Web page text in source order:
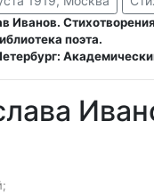
Иванов.
поэта.